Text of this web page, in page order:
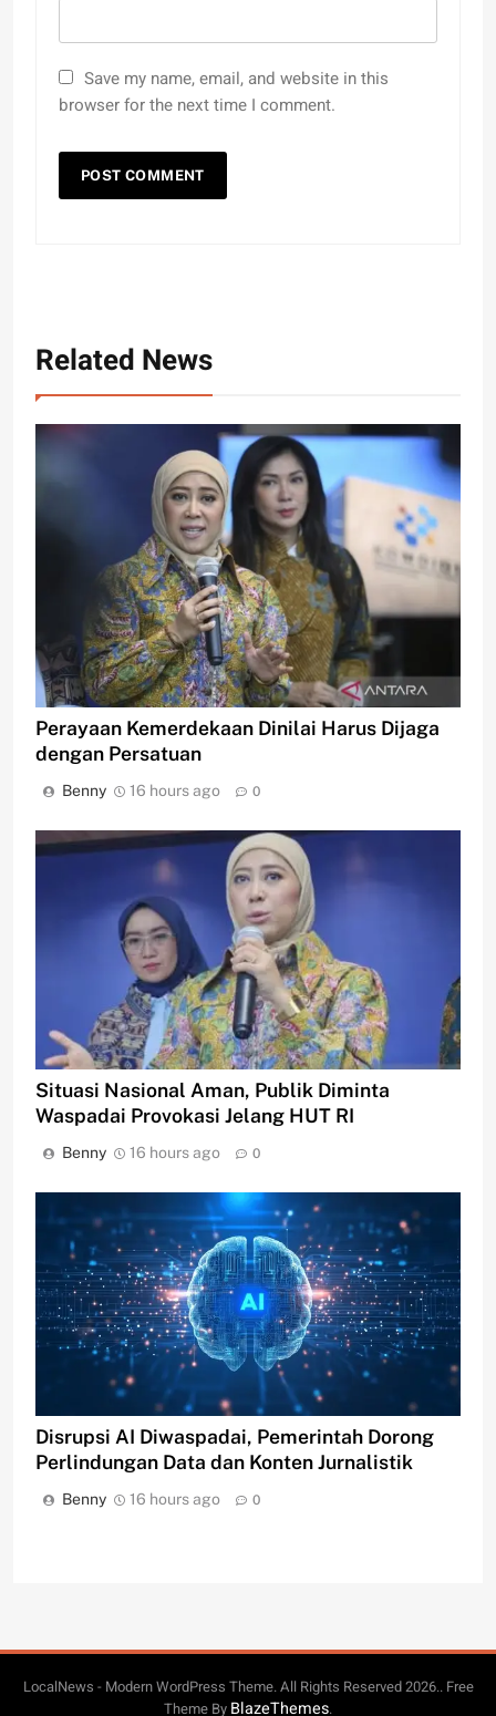
Save my name, email, and website in this
browser for the next time I comment.
Related News
Perayaan Kemerdekaan Dinilai Harus Dijaga
dengan Persatuan
Benny 16 hours ago 0
Situasi Nasional Aman, Publik Diminta
Waspadai Provokasi Jelang HUT RI
Benny 16 hours ago 0
Disrupsi AI Diwaspadai, Pemerintah Dorong
Perlindungan Data dan Konten Jurnalistik
Benny 16 hours ago 0
LocalNews - Modern WordPress Theme. All Rights Reserved 2026.. Free
Theme By BlazeThemes.